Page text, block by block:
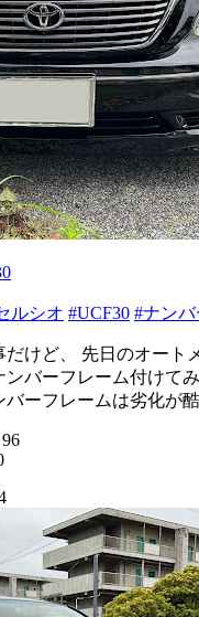
ルシオ #UCF30 #ナン
だけど、 先日のオート
ンバーフレーム付けて
バーフレームは劣化が
96